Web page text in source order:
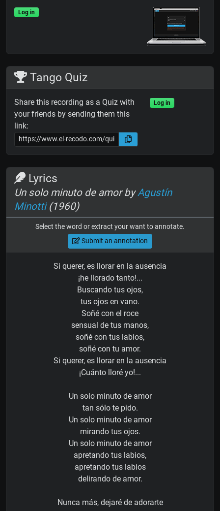
Log in
Tango Quiz
Share this recording as a Quiz with
your friends by sending them this
link:
Log in
Lyrics
Un solo minuto de amor byAgustín
Minotti(1960)
Select the word or extract your want to annotate.
Submit an annotation
Si querer, es llorar en la ausencia
¡he llorado tanto!...
Buscando tus ojos,
tus ojos en vano.
Soñé con el roce
sensual de tus manos,
soñé con tus labios,
soñé con tu amor.
Si querer, es llorar en la ausencia
¡Cuánto lloré yo!...
Un solo minuto de amor
tan sólo te pido.
Un solo minuto de amor
mirando tus ojos.
Un solo minuto de amor
apretando tus labios,
apretando tus labios
delirando de amor.
Nunca más, dejaré de adorarte